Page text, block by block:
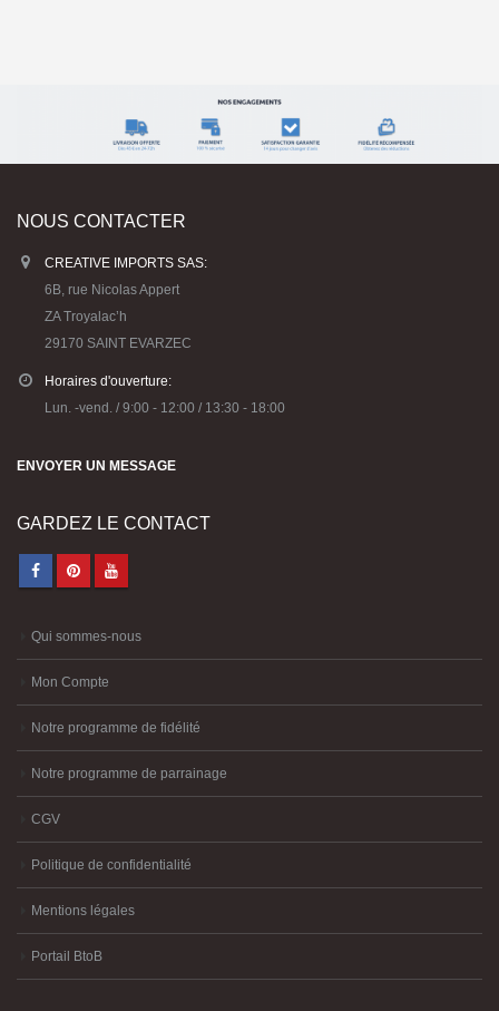
NOUS CONTACTER
CREATIVE IMPORTS SAS:
6B, rue Nicolas Appert
ZA Troyalac’h
29170 SAINT EVARZEC
Horaires d'ouverture:
Lun. -vend. / 9:00 - 12:00 / 13:30 - 18:00
ENVOYER UN MESSAGE
GARDEZ LE CONTACT
Qui sommes-nous
Mon Compte
Notre programme de fidélité
Notre programme de parrainage
CGV
Politique de confidentialité
Mentions légales
Portail BtoB